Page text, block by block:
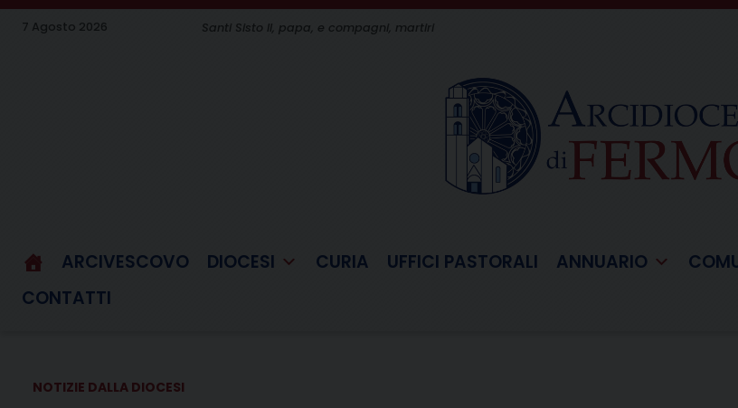
Skip
7 Agosto 2026 Santi Sisto II, papa, e compagni, martiri
ARCIVESCOVO DIOCESI CURIA UFFICI PASTORALI ANNUARIO
CONTATTI
NOTIZIE DALLA DIOCESI